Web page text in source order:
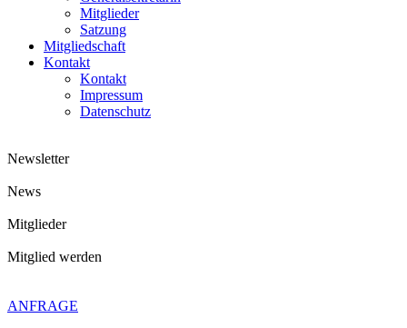
Mitglieder
Satzung
Mitgliedschaft
Kontakt
Kontakt
Impressum
Datenschutz
Newsletter
News
Mitglieder
Mitglied werden
ANFRAGE